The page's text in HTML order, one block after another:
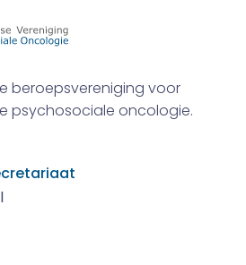
beroepsvereniging voor
psychosociale oncologie.